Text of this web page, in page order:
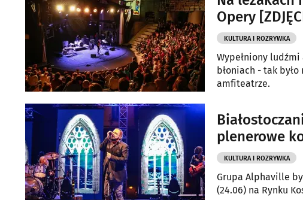
Opery
KULTURA I ROZRYWKA
Wypełniony
błoniach - tak
amfiteatrze.
plenerowe
KULTURA I ROZRYWKA
Grupa Alphaville
(24.06) na Rynku